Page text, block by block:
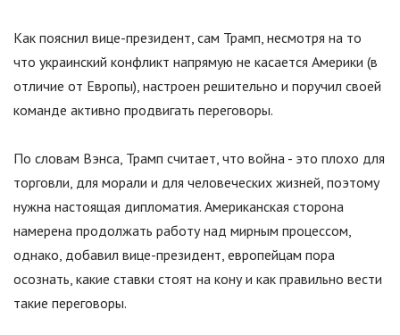
Как пояснил вице-президент, сам Трамп, несмотря на то
что украинский конфликт напрямую не касается Америки (в
отличие от Европы), настроен решительно и поручил своей
команде активно продвигать переговоры.
По словам Вэнса, Трамп считает, что война - это плохо для
торговли, для морали и для человеческих жизней, поэтому
нужна настоящая дипломатия. Американская сторона
намерена продолжать работу над мирным процессом,
однако, добавил вице-президент, европейцам пора
осознать, какие ставки стоят на кону и как правильно вести
такие переговоры.